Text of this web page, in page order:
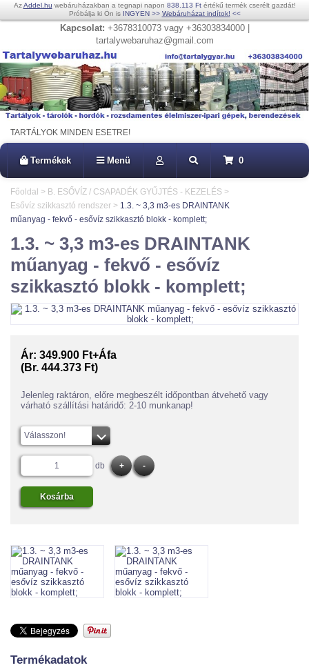
AzAddel.hu webáruházakban a tegnapi napon 838.113 Ftértékű termék cserélt gazdát!
Próbálja ki Ön is INGYEN >> Webáruházat indítok! <<
Kapcsolat: +3678310073 vagy +36303834000 |
tartalywebaruhaz@gmail.com
TARTÁLYOK MINDEN ESETRE!
Termékek Menü 0
Főoldal > B. ESŐVÍZ / CSAPADÉK GYŰJTÉS - KEZELÉS >
Esővíz szikkasztó rendszer > 1.3. ~ 3,3 m3-es DRAINTANK
műanyag - fekvő - esővíz szikkasztó blokk - komplett;
1.3. ~ 3,3 m3-es DRAINTANK
műanyag - fekvő - esővíz
szikkasztó blokk - komplett;
Ár: 349.900 Ft+Áfa
(Br. 444.373 Ft)
Jelenleg raktáron, előre megbeszélt időpontban átvehető vagy
várható szállítási határidő: 2-10 munkanap!
Válasszon!
db
Termékadatok